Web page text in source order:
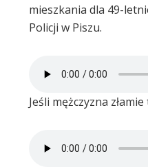
mieszkania dla 49-
Policji w Piszu.
Jeśli mężczyzna